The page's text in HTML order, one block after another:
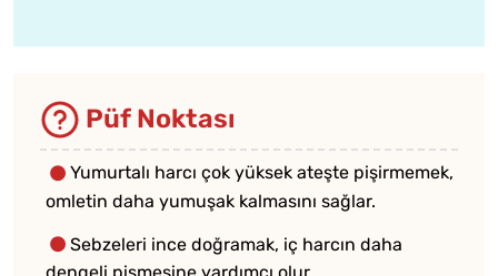
Püf Noktası
Yumurtalı harcı çok yüksek ateşte pişirmemek,
omletin daha yumuşak kalmasını sağlar.
Sebzeleri ince doğramak, iç harcın daha